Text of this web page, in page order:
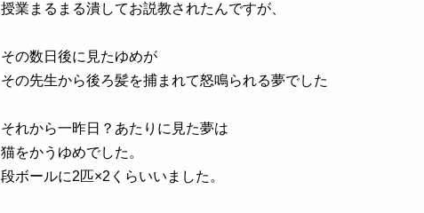
授業まるまる潰してお説教されたんですが、
その数日後に見たゆめが
その先生から後ろ髪を捕まれて怒鳴られる夢でした
それから一昨日？あたりに見た夢は
猫をかうゆめでした。
段ボールに2匹×2くらいいました。